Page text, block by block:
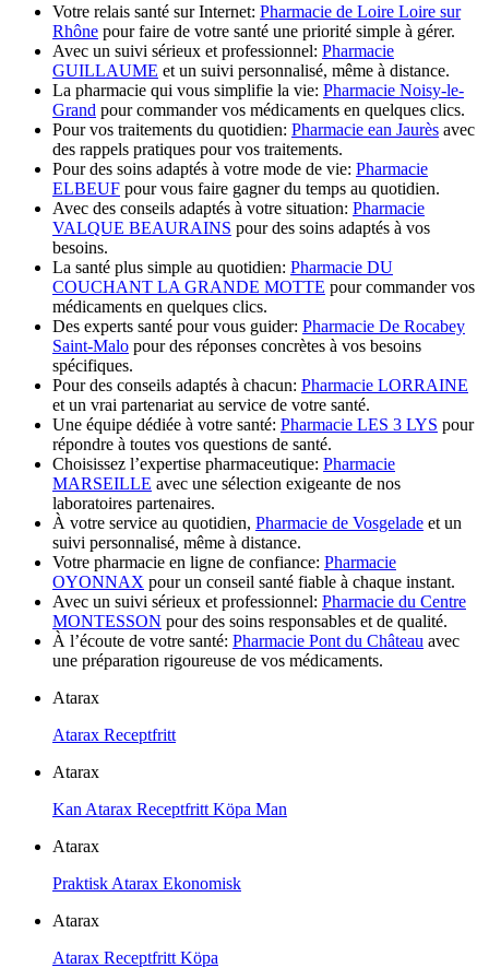
Votre relais santé sur Internet: Pharmacie de Loire Loire sur
Rhône pour faire de votre santé une priorité simple à gérer.
Avec un suivi sérieux et professionnel: Pharmacie
GUILLAUME et un suivi personnalisé, même à distance.
La pharmacie qui vous simplifie la vie: Pharmacie Noisy-le-
Grand pour commander vos médicaments en quelques clics.
Pour vos traitements du quotidien: Pharmacie ean Jaurès avec
des rappels pratiques pour vos traitements.
Pour des soins adaptés à votre mode de vie: Pharmacie
ELBEUF pour vous faire gagner du temps au quotidien.
Avec des conseils adaptés à votre situation: Pharmacie
VALQUE BEAURAINS pour des soins adaptés à vos
besoins.
La santé plus simple au quotidien: Pharmacie DU
COUCHANT LA GRANDE MOTTE pour commander vos
médicaments en quelques clics.
Des experts santé pour vous guider: Pharmacie De Rocabey
Saint-Malo pour des réponses concrètes à vos besoins
spécifiques.
Pour des conseils adaptés à chacun: Pharmacie LORRAINE
et un vrai partenariat au service de votre santé.
Une équipe dédiée à votre santé: Pharmacie LES 3 LYS pour
répondre à toutes vos questions de santé.
Choisissez l’expertise pharmaceutique: Pharmacie
MARSEILLE avec une sélection exigeante de nos
laboratoires partenaires.
À votre service au quotidien, Pharmacie de Vosgelade et un
suivi personnalisé, même à distance.
Votre pharmacie en ligne de confiance: Pharmacie
OYONNAX pour un conseil santé fiable à chaque instant.
Avec un suivi sérieux et professionnel: Pharmacie du Centre
MONTESSON pour des soins responsables et de qualité.
À l’écoute de votre santé: Pharmacie Pont du Château avec
une préparation rigoureuse de vos médicaments.
Atarax
Atarax Receptfritt
Atarax
Kan Atarax Receptfritt Köpa Man
Atarax
Praktisk Atarax Ekonomisk
Atarax
Atarax Receptfritt Köpa